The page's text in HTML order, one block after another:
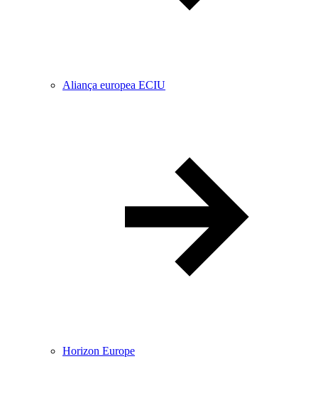
Aliança europea ECIU
Horizon Europe